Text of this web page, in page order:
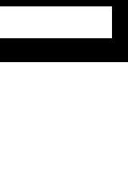
mercados
Com
seus gráficos